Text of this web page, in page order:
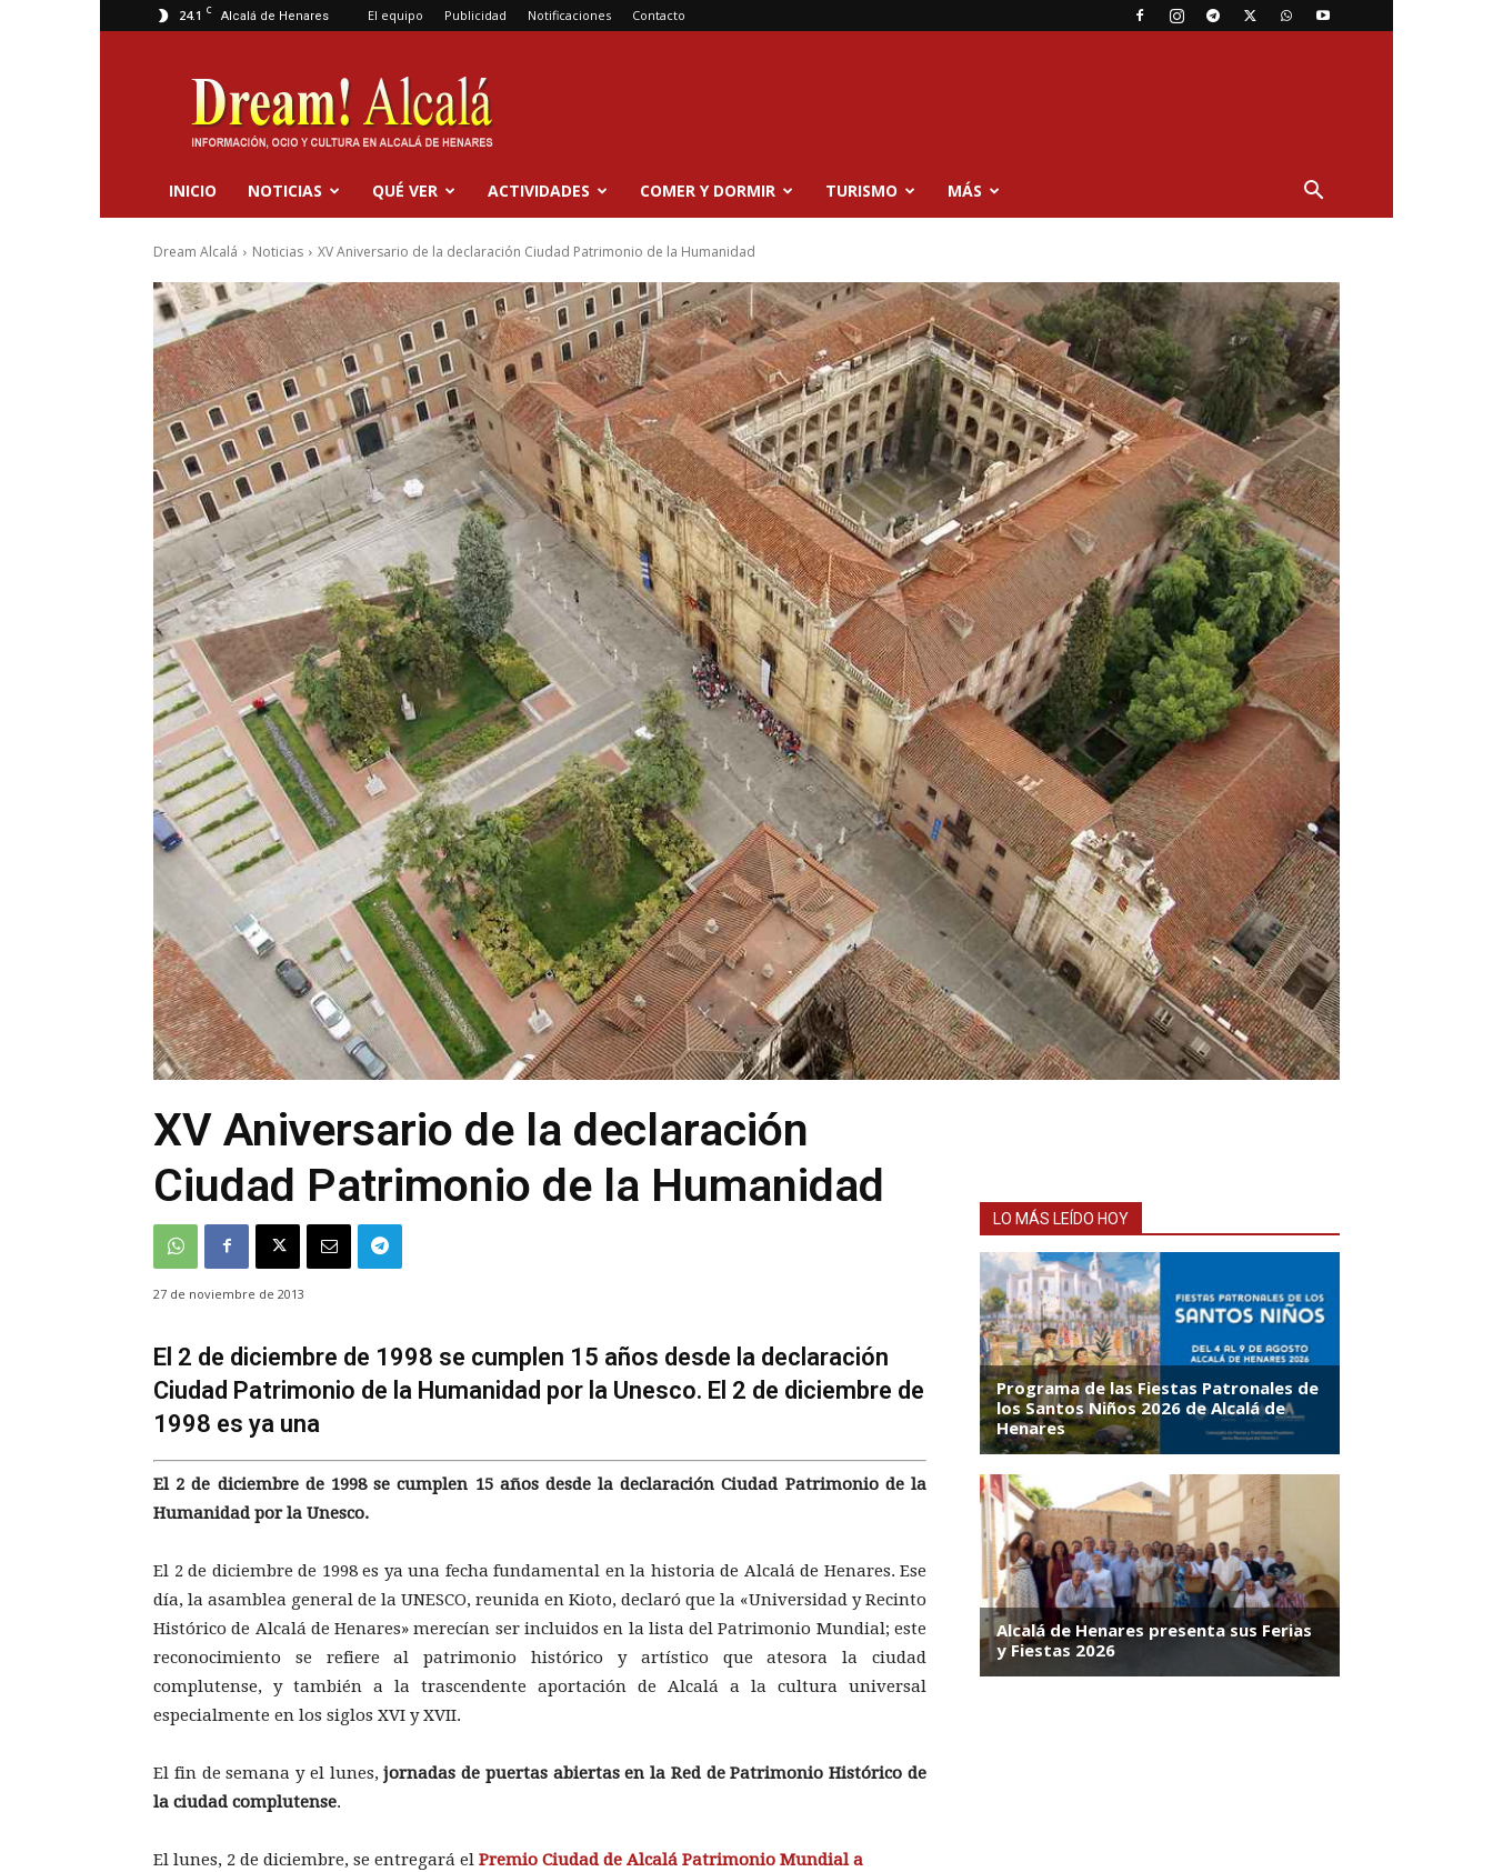
24.1 C Alcalá de Henares El equipo Publicidad Notificaciones Contacto
Dream
Alcalá
INICIO NOTICIAS QUÉ VER ACTIVIDADES COMER Y DORMIR TURISMO MÁS
Dream Alcalá Noticias XV Aniversario de la declaración Ciudad Patrimonio de la Humanidad
XV Aniversario de la declaración
Ciudad Patrimonio de la Humanidad
27 de noviembre de 2013
El 2 de diciembre de 1998 se cumplen 15 años desde la declaración
Ciudad Patrimonio de la Humanidad por la Unesco. El 2 de diciembre de
1998 es ya una
El 2 de diciembre de 1998 se cumplen 15 años desde la declaración Ciudad Patrimonio de la
Humanidad por la Unesco.
El 2 de diciembre de 1998 es ya una fecha fundamental en la historia de Alcalá de Henares. Ese
día, la asamblea general de la UNESCO, reunida en Kioto, declaró que la «Universidad y Recinto
Histórico de Alcalá de Henares» merecían ser incluidos en la lista del Patrimonio Mundial; este
reconocimiento se refiere al patrimonio histórico y artístico que atesora la ciudad
complutense, y también a la trascendente aportación de Alcalá a la cultura universal
especialmente en los siglos XVI y XVII.
El fin de semana y el lunes, jornadas de puertas abiertas en la Red de Patrimonio Histórico de
la ciudad complutense.
El lunes, 2 de diciembre, se entregará el Premio Ciudad de Alcalá Patrimonio Mundial a
LO MÁS LEÍDO HOY